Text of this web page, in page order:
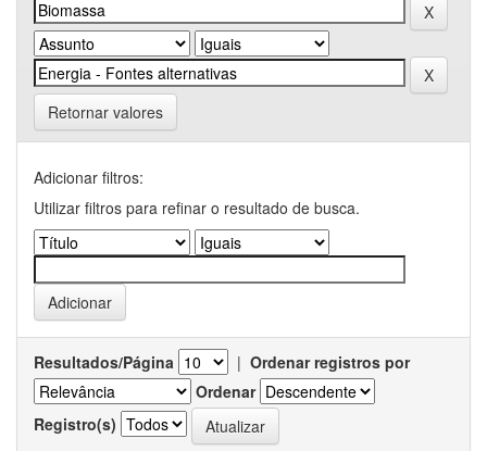
Retornar valores
Adicionar filtros:
Utilizar filtros para refinar o resultado de busca.
Resultados/Página | Ordenar registros por
Ordenar
Registro(s)